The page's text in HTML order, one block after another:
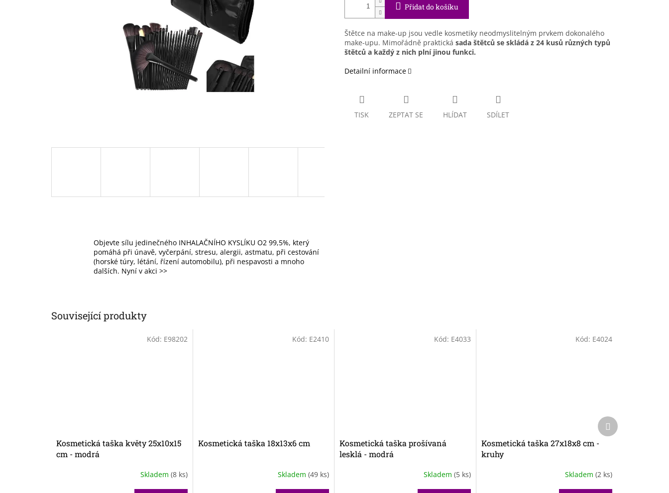
Přidat do košíku
Štětce na make-up jsou vedle kosmetiky neodmyslitelným prvkem dokonalého
make-upu. Mimořádně praktická sada štětců se skládá z 24 kusů různých typů
štětců a každý z nich plní jinou funkci.
Detailní informace
TISK ZEPTAT SE HLÍDAT SDÍLET
Objevte sílu jedinečného INHALAČNÍHO KYSLÍKU O2 99,5%, který
pomáhá při únavě, vyčerpání, stresu, alergii, astmatu, při cestování
(horské túry, létání, řízení automobilu), při nespavosti a mnoho
dalších. Nyní v akci >>
Související produkty
Kosmetická taška květy 25x10x15
cm - modrá
Skladem (8 ks)
Kód: E98202
Kosmetická taška 18x13x6 cm
Skladem (49 ks)
Kód: E2410
Kosmetická taška prošívaná
lesklá - modrá
Skladem (5 ks)
Kód: E4033
Kosmetická taška 27x18x8 cm -
kruhy
Skladem (2 ks)
Kód: E4024
Další
produkt